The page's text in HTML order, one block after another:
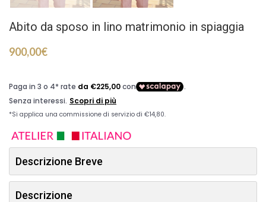
Abito da sposo in lino matrimonio in spiaggia
900,00€
Descrizione Breve
Descrizione